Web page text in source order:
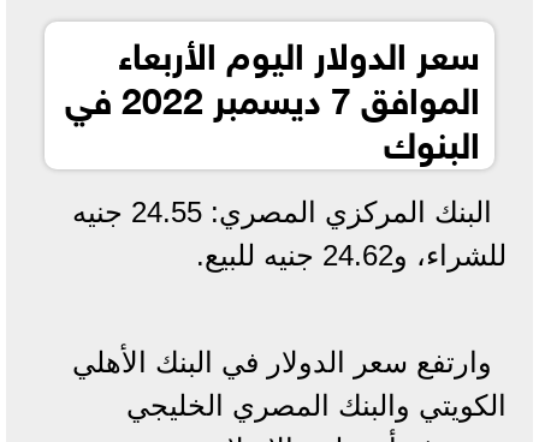
سعر الدولار اليوم الأربعاء
الموافق 7 ديسمبر 2022 في
البنوك
البنك المركزي المصري: 24.55 جنيه
للشراء، و24.62 جنيه للبيع.
وارتفع سعر الدولار في البنك الأهلي
الكويتي والبنك المصري الخليجي